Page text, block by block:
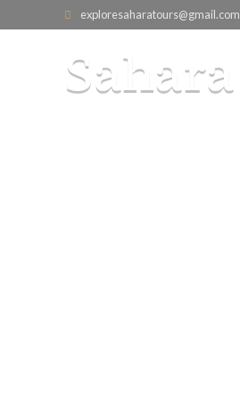
exploresaharatours@gmail.com